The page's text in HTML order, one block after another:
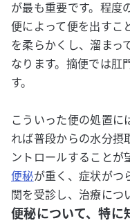
が最も重要です。程度
便によって便を出すこ
を柔らかくし、溜まっ
なります。摘便では肛
す。
こういった便の処置に
れば普段からの水分摂
ントロールすることが
便秘が重く、症状がつ
関を受診し、治療につ
便秘について、特に